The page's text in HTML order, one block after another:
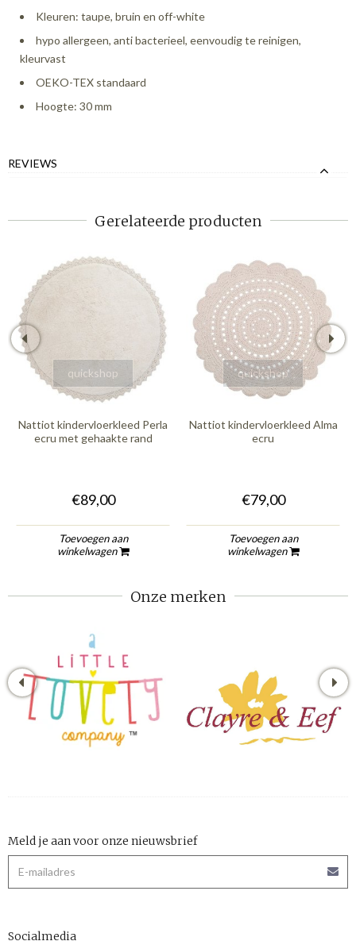
Kleuren: taupe, bruin en off-white
hypo allergeen, anti bacterieel, eenvoudig te reinigen,
kleurvast
OEKO-TEX standaard
Hoogte: 30 mm
REVIEWS
Gerelateerde producten
quickshop
Nattiot kindervloerkleed Perla
ecru met gehaakte rand
€89,00
Toevoegen aan
winkelwagen
quickshop
Nattiot kindervloerkleed Alma
ecru
€79,00
Toevoegen aan
winkelwagen
Onze merken
Meld je aan voor onze nieuwsbrief
Socialmedia